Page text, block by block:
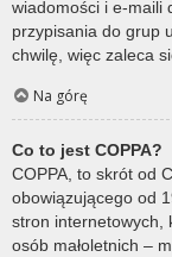
wiadomości i e-maili
przypisania do grup
chwilę, więc zaleca
Na górę
Co to jest COPPA?
COPPA, to skrót od
obowiązującego od
stron internetowych,
osób małoletnich –